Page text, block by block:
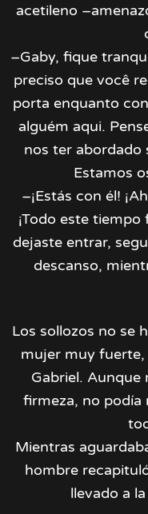
acetileno
–Gaby, fique
preciso que você
porta enquanto
alguém aqui.
nos ter abordado
Estamos
–¡Estás con él!
¡Todo este
dejaste entrar,
descanso,
Los sollozos no se
mujer muy fuerte,
Gabriel. Aunque
firmeza, no podía
Mientras
hombre
llevado a